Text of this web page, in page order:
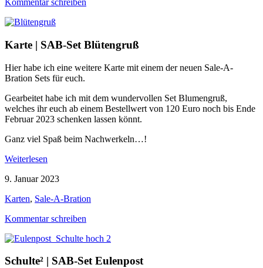
Kommentar schreiben
Karte | SAB-Set Blütengruß
Hier habe ich eine weitere Karte mit einem der neuen Sale-A-
Bration Sets für euch.
Gearbeitet habe ich mit dem wundervollen Set Blumengruß,
welches ihr euch ab einem Bestellwert von 120 Euro noch bis Ende
Februar 2023 schenken lassen könnt.
Ganz viel Spaß beim Nachwerkeln…!
Weiterlesen
9. Januar 2023
Karten, Sale-A-Bration
Kommentar schreiben
Schulte² | SAB-Set Eulenpost